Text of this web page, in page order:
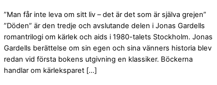
”Man får inte leva om sitt liv – det är det som är själva grejen”
”Döden” är den tredje och avslutande delen i Jonas Gardells
romantrilogi om kärlek och aids i 1980-talets Stockholm. Jonas
Gardells berättelse om sin egen och sina vänners historia blev
redan vid första bokens utgivning en klassiker. Böckerna
handlar om kärleksparet […]